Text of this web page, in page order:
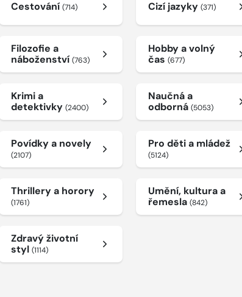
Cestování(714) Cizí jazyky (371)
Filozofie a
náboženství(763)
Hobby a volný
čas (677)
Krimi a
detektivky(2400)
Naučná a
odborná (5053)
Povídky a novely
(2107)
Pro děti a mládež
(5124)
Thrillery a horory
(1761)
Umění, kultura a
řemesla (842)
Zdravý životní
styl(1114)